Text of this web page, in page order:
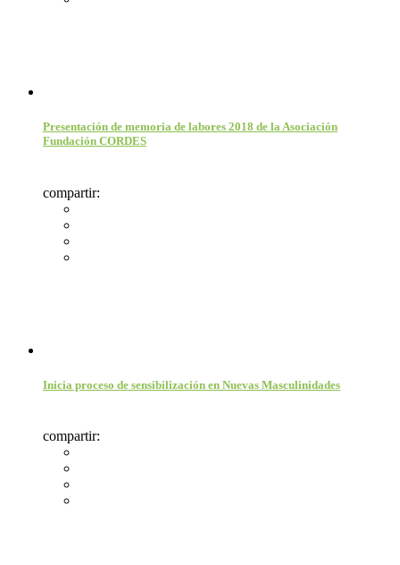
Presentación de memoria de labores 2018 de la Asociación
Fundación CORDES
compartir:
Inicia proceso de sensibilización en Nuevas Masculinidades
compartir: